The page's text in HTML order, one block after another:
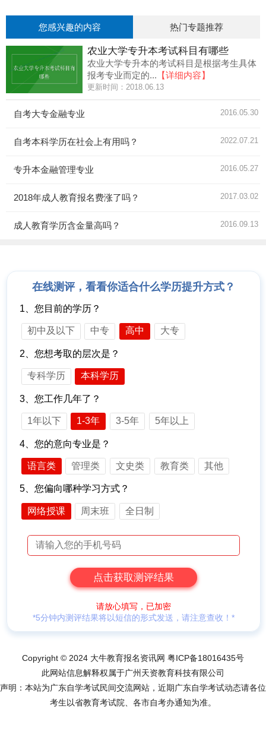
您感兴趣的内容 热门专题推荐
农业大学专升本考试科目有哪些
农业大学专升本的考试科目是根据考生具体
报考专业而定的... 【详细内容】
更新时间：2018.06.13
自考大专金融专业 2016.05.30
自考本科学历在社会上有用吗？ 2022.07.21
专升本金融管理专业 2016.05.27
2018年成人教育报名费涨了吗？ 2017.03.02
成人教育学历含金量高吗？ 2016.09.13
在线测评，看看你适合什么学历提升方式？
1、您目前的学历？
初中及以下 中专 高中 大专
2、您想考取的层次是？
专科学历 本科学历
3、您工作几年了？
1年以下 1-3年 3-5年 5年以上
4、您的意向专业是？
语言类 管理类 文史类 教育类 其他
5、您偏向哪种学习方式？
网络授课 周末班 全日制
请放心填写，已加密
*5分钟内测评结果将以短信的形式发送，请注意查收！*
Copyright © 2024 大牛教育报名资讯网 粤ICP备18016435号
此网站信息解释权属于广州天资教育科技有限公司
声明：本站为广东自学考试民间交流网站，近期广东自学考试动态请各位
考生以省教育考试院、各市自考办通知为准。